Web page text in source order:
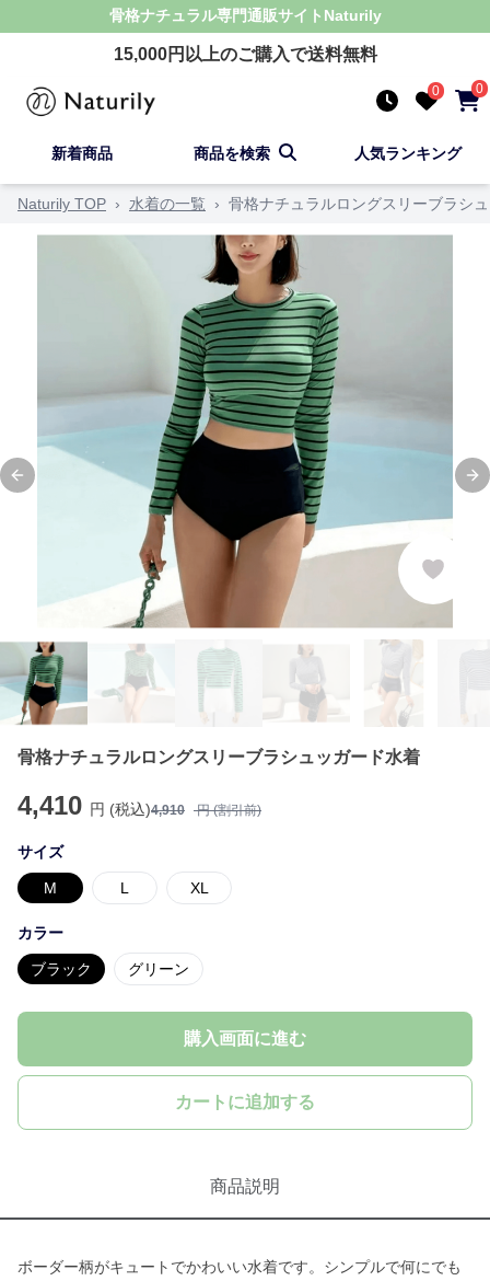
骨格ナチュラル専門通販サイト Naturily
15,000円以上のご購入で送料無料
0 0
新着商品 商品を検索 人気ランキング
Naturily TOP › 水着の一覧 › 骨格ナチュラルロングスリーブラシ
Previous slide
骨格ナチュラルロングスリーブラシュッガード水着
4,410 円 (税込)4,910 円 (割引前)
サイズ
M L XL
カラー
ブラック グリーン
購入画面に進む
カートに追加する
商品説明
ボーダー柄がキュートでかわいい水着です。シンプルで何にでも